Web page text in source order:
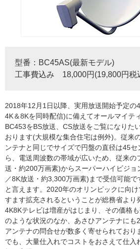
型番：BC45AS(最新モデル)
工事費込み 18,000円(19,800円税
2018年12月1日以降、実用放送開始予定の
4K＆8Kを同時配信)に備えてオールマイテ
BC453をBS放送、CS放送をご覧になりた
おります(大規模な集合住宅は例外)。従来
ンテナと同じでサイズで円盤の直径は45
ら、電送周波数の帯域が広いため、従来の
送・約200万画素)からスーパーハイビジ
／8K放送・約3,300万画素)まで受信可能で
と言えます。2020年のオリンピックに向
すます拡充されるということが総務省より
4K8Kテレビは増産がはじまり、その価格
のような状況のなか、あさひアンテナにも
アンテナの問合せが数多く寄せられており
でも、大量仕入れでコストをおさえて仕入